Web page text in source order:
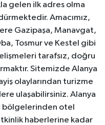
gelen ilk adres olma
Amacımız,
Gazipaşa, Manavgat,
Tosmur ve Kestel gibi
tarafsız, doğru
Sitemizde Alanya
olaylarından turizme
ulaşabilirsiniz. Alanya
bölgelerinden otel
haberlerine kadar